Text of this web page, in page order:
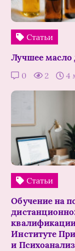
Статьи
Лучшее масло
0 2 4
Статьи
Обучение на
Институте
и